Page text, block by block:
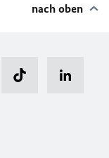
nach oben